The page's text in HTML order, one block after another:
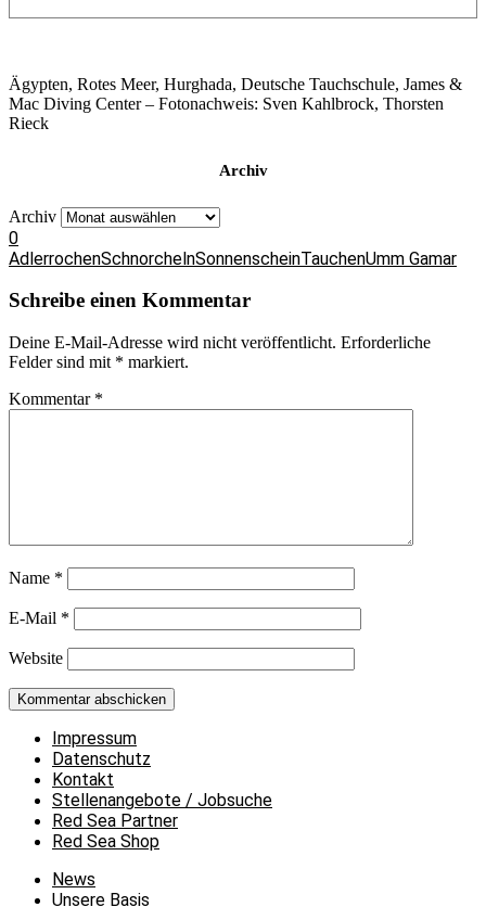
Ägypten, Rotes Meer, Hurghada, Deutsche Tauchschule, James &
Mac Diving Center – Fotonachweis: Sven Kahlbrock, Thorsten
Rieck
Archiv
Archiv
0
AdlerrochenSchnorchelnSonnenscheinTauchenUmm Gamar
Schreibe einen Kommentar
Deine E-Mail-Adresse wird nicht veröffentlicht. Erforderliche
Felder sind mit * markiert.
Kommentar *
Name *
E-Mail *
Website
Impressum
Datenschutz
Kontakt
Stellenangebote / Jobsuche
Red Sea Partner
Red Sea Shop
News
Unsere Basis